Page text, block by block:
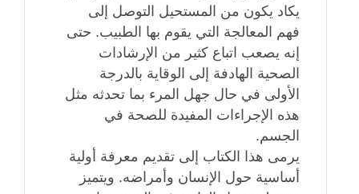
يكاد يكون من المستحيل التوصل إلى
فهم المعالجة التي يقوم بها الطبيب. حتى
إنه يصعب اتباع كثير من الإرشادات
الصحية الهادفة إلى الوقاية بالدرجة
الأولى في حال جهل المرء بما تحدثه مثل
هذه الإجراءات المفيدة للصحة في
الجسم.
يرمى هذا الكتاب إلى تقديم معرفة أولية
أساسية حول الإنسان وأمراضه. ويتميز